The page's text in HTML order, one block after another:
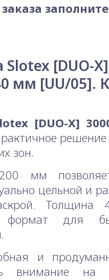
[DUO-X]
мм [UU/05].
[DUO-X]
решение
зон.
мм
цельной и
формат для
и
внимание на